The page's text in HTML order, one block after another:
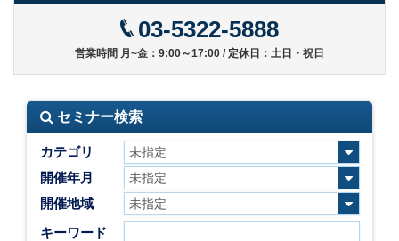
03-5322-5888
営業時間 月~金：9:00～17:00 / 定休日：土日・祝日
セミナー検索
カテゴリ
開催年月
開催地域
キーワード